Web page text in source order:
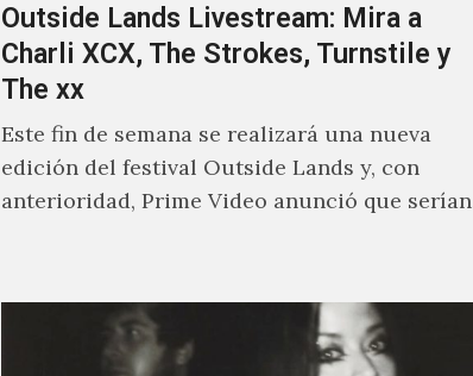
Outside Lands Livestream: Mira a
Charli XCX, The Strokes, Turnstile y
The xx
Este fin de semana se realizará una nueva
edición del festival Outside Lands y, con
anterioridad, Prime Video anunció que serían